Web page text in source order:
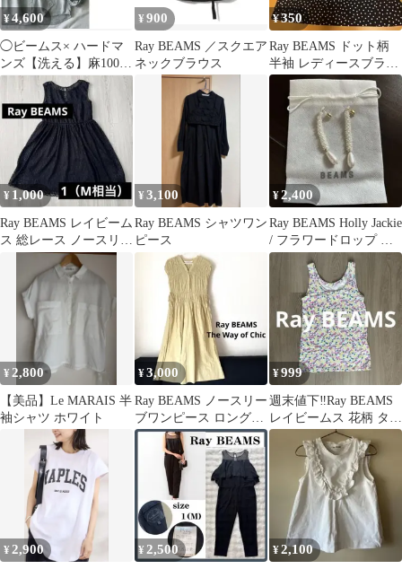
¥4,600
◯ビームス× ハードマ
ンズ【洗える】麻100%
リネン シャツ ブラウス
¥ 900
Ray BEAMS ／スクエア
ネックブラウス
¥350
Ray BEAMS ドット柄
半袖 レディースブラウ
ス サイズ0 色ネイビー
¥ 1,000
Ray BEAMS レイビーム
ス 総レース ノースリー
ブワンピース M相当
¥3,100
Ray BEAMS シャツワン
ピース
¥2,400
Ray BEAMS Holly Jackie
/ フラワードロップ ピ
アス
¥ 2,800
【美品】Le MARAIS 半
袖シャツ ホワイト
¥3,000
Ray BEAMS ノースリー
ブワンピース ロングワ
ンピース ウエスト絞り
¥999
週末値下‼️Ray BEAMS
レイビームス 花柄 タン
クトップ ノースリーブ
¥ 2,900 ¥ 2,500 ¥2,100